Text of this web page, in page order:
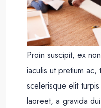
Proin suscipit, ex
iaculis ut pretium ac,
scelerisque elit
laoreet, a gravida